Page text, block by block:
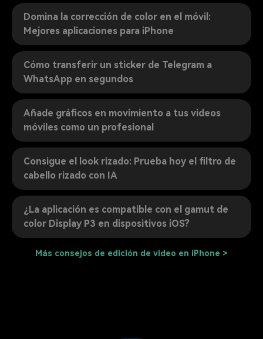
Domina la corrección de color en el móvil:
Mejores aplicaciones para iPhone
Cómo transferir un sticker de Telegram a
WhatsApp en segundos
Añade gráficos en movimiento a tus videos
móviles como un profesional
Consigue el look rizado: Prueba hoy el filtro de
cabello rizado con IA
¿La aplicación es compatible con el gamut de
color Display P3 en dispositivos iOS?
Más consejos de edición de video en iPhone >